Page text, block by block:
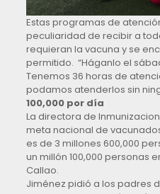
Estas programas de
peculiaridad de recibir a
requieran la vacuna y se
permitido. “Háganlo el
Tenemos 36 horas de
podamos atenderlos sin
100,000 por día
La directora de
meta nacional de
es de 3 millones 600,000
un millón 100,000 personas
Callao.
Jiménez pidió a los padres